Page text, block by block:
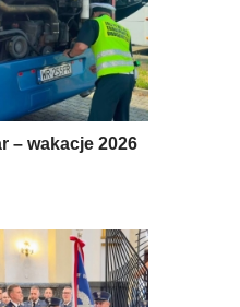
– wakacje 2026